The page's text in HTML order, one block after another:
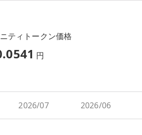
ティトークン価格
円
2026/07 2026/06